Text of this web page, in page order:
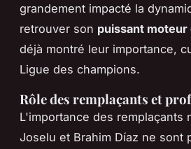
grandement impacté la
retrouver son puissant
déjà montré leur importance,
Ligue des champions.
Rôle des remplaçants et
L'importance des
Joselu et Brahim Díaz ne sont